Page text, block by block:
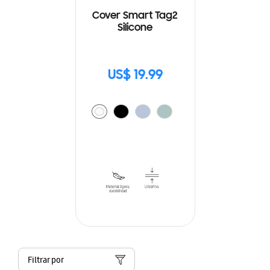
Cover Smart Tag2
Silicone
US$ 19.99
Filtrar por